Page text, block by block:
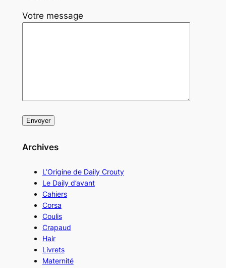
Votre message
Archives
L’Origine de Daily Crouty
Le Daily d’avant
Cahiers
Corsa
Coulis
Crapaud
Hair
Livrets
Maternité